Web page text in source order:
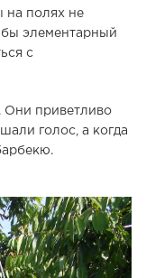
на полях не
бы элементарный
с
Они приветливо
голос, а когда